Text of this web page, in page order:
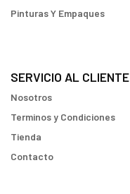
Pinturas Y Empaques
SERVICIO AL CLIENTE
Nosotros
Terminos y Condiciones
Tienda
Contacto